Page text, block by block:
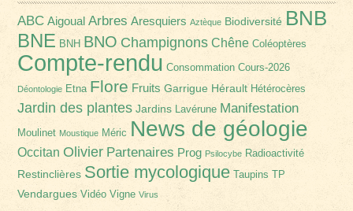
ABC Aigoual Arbres Aresquiers Aztèque Biodiversité BNB
BNE BNH BNO Champignons Chêne Coléoptères
Compte-rendu Consommation Cours-2026
Déontologie Etna Flore Fruits Garrigue Hérault Hétérocères
Jardin des plantes Jardins Lavérune Manifestation
Moulinet Moustique Méric News de géologie
Occitan Olivier Partenaires Prog Psilocybe Radioactivité
Restinclières Sortie mycologique Taupins TP
Vendargues Vidéo Vigne Virus